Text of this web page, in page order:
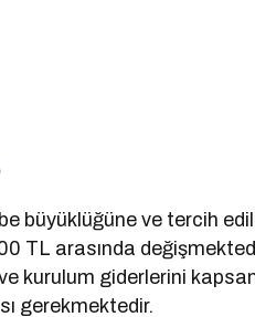
büyüklüğüne ve tercih
TL arasında
kurulum giderlerini
gerekmektedir.